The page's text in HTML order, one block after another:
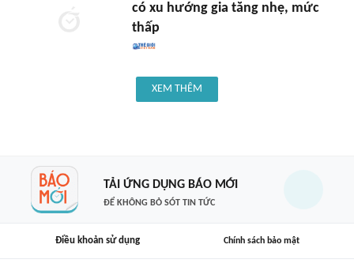
có xu hướng gia tăng nhẹ, mức
thấp
XEM THÊM
TẢI ỨNG DỤNG BÁO MỚI
ĐỂ KHÔNG BỎ SÓT TIN TỨC
Điều khoản sử dụng Chính sách bảo mật